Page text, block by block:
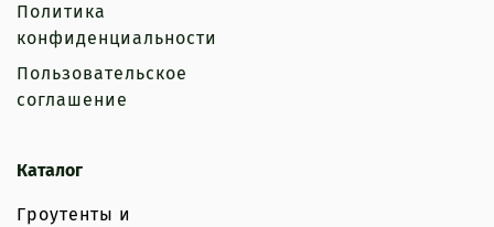
Политика
конфиденциальности
Пользовательское
соглашение
Каталог
Гроутенты и